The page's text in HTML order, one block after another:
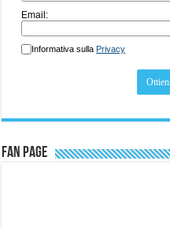
Email:
Informativa sullaPrivacy
Fan Page